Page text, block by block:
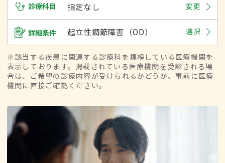
診療科目 指定なし 変更
詳細条件 起立性調節障害（OD） 選択
※該当する疾患に関連する診療科を標榜している医療機関を
表示しております。掲載されている医療機関を受診される場
合は、ご希望の診療内容が受けられるかどうか、事前に医療
機関に直接ご確認ください。